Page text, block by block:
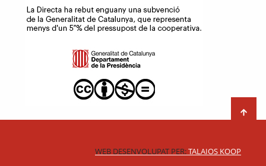
WEB DESENVOLUPAT PER:TALAIOS KOOP